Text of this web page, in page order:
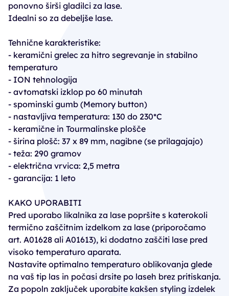
ponovno širši gladilci za lase.
Idealni so za debeljše lase.
Tehnične karakteristike:
- keramični grelec za hitro segrevanje in stabilno
temperaturo
- ION tehnologija
- avtomatski izklop po 60 minutah
- spominski gumb (Memory button)
- nastavljiva temperatura: 130 do 230*C
- keramične in Tourmalinske plošče
- širina plošč: 37 x 89 mm, nagibne (se prilagajajo)
- teža: 290 gramov
- električna vrvica: 2,5 metra
- garancija: 1 leto
KAKO UPORABITI
Pred uporabo likalnika za lase popršite s katerokoli
termično zaščitnim izdelkom za lase (priporočamo
art. A01628 ali A01613), ki dodatno zaščiti lase pred
visoko temperaturo aparata.
Nastavite optimalno temperaturo oblikovanja glede
na vaš tip las in počasi drsite po laseh brez pritiskanja.
Za popoln zaključek uporabite kakšen styling izdelek